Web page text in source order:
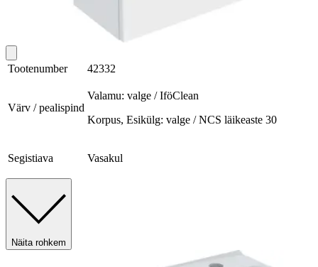
Tootenumber 42332
Värv / pealispind
Valamu: valge / IföClean
Korpus, Esikülg: valge / NCS läikeaste 30
Segistiava Vasakul
Näita rohkem